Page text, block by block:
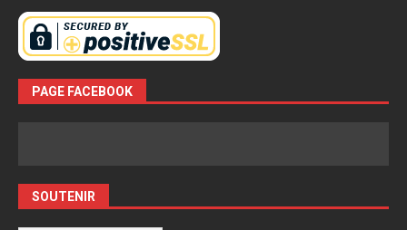
PAGE FACEBOOK
SOUTENIR